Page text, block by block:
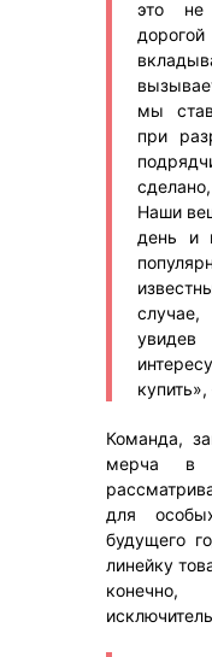
это не
мы
при
Наши
день и
Команда,
мерча в
для
будущего
линейку